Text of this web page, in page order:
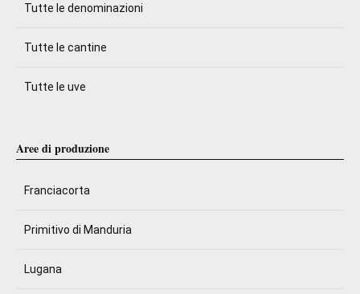
Tutte le denominazioni
Tutte le cantine
Tutte le uve
Aree di produzione
Franciacorta
Primitivo di Manduria
Lugana